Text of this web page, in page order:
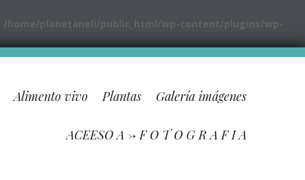
/home/planetaneli/public_html/wp-content/plugins/wp-
Alimento vivo Plantas Galería imágenes
ACEESO A -> F O T O G R A F I A